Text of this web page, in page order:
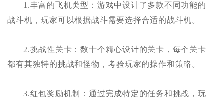
1.丰富的飞机类型：游戏中设计了多款不同功能的
战斗机，玩家可以根据战斗需要选择合适的战斗机。
2.挑战性关卡：数十个精心设计的关卡，每个关卡
都有其独特的挑战和怪物，考验玩家的操作和策略。
3.红包奖励机制：通过完成特定的任务和挑战，玩